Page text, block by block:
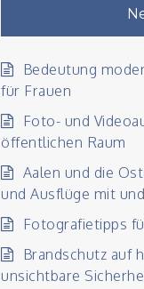
Bedeutung
für Frauen
Foto- und
öffentlichen Raum
Aalen und die
und Ausflüge mit
Fotografietipps
Brandschutz auf
unsichtbare